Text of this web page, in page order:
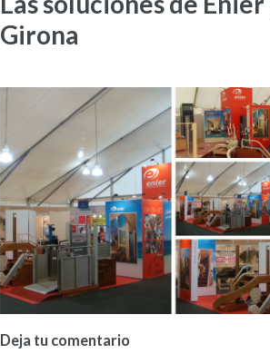
Girona
Deja tu comentario